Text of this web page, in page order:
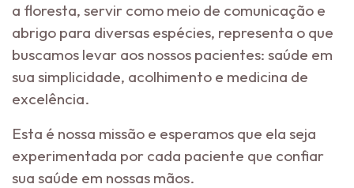
a floresta, servir como meio de comunicação e
abrigo para diversas espécies, representa o que
buscamos levar aos nossos pacientes: saúde em
sua simplicidade, acolhimento e medicina de
excelência.
Esta é nossa missão e esperamos que ela seja
experimentada por cada paciente que confiar
sua saúde em nossas mãos.